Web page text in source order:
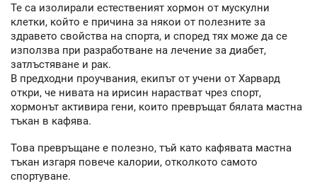
Те са изолирали естественият хормон от мускулни
клетки, който е причина за някои от полезните за
здравето свойства на спорта, и според тях може да се
използва при разработване на лечение за диабет,
затлъстяване и рак.
В предходни проучвания, екипът от учени от Харвард
откри, че нивата на ирисин нарастват чрез спорт,
хормонът активира гени, които превръщат бялата мастна
тъкан в кафява.
Това превръщане е полезно, тъй като кафявата мастна
тъкан изгаря повече калории, отколкото самото
спортуване.